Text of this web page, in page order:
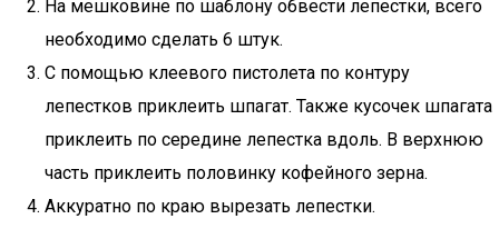
На мешковине по шаблону обвести лепестки, всего
необходимо сделать 6 штук.
С помощью клеевого пистолета по контуру
лепестков приклеить шпагат. Также кусочек шпагата
приклеить по середине лепестка вдоль. В верхнюю
часть приклеить половинку кофейного зерна.
Аккуратно по краю вырезать лепестки.